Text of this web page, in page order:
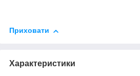
Приховати
Характеристики